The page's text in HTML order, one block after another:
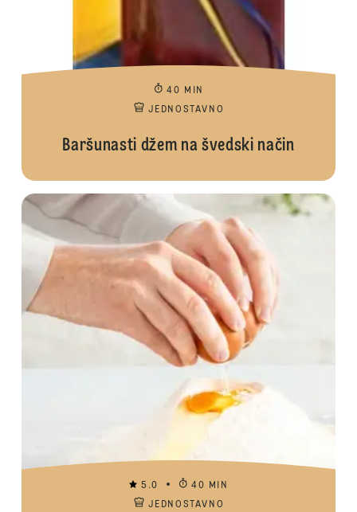
40 MIN
JEDNOSTAVNO
Baršunasti džem na švedski način
5.0
40 MIN
JEDNOSTAVNO